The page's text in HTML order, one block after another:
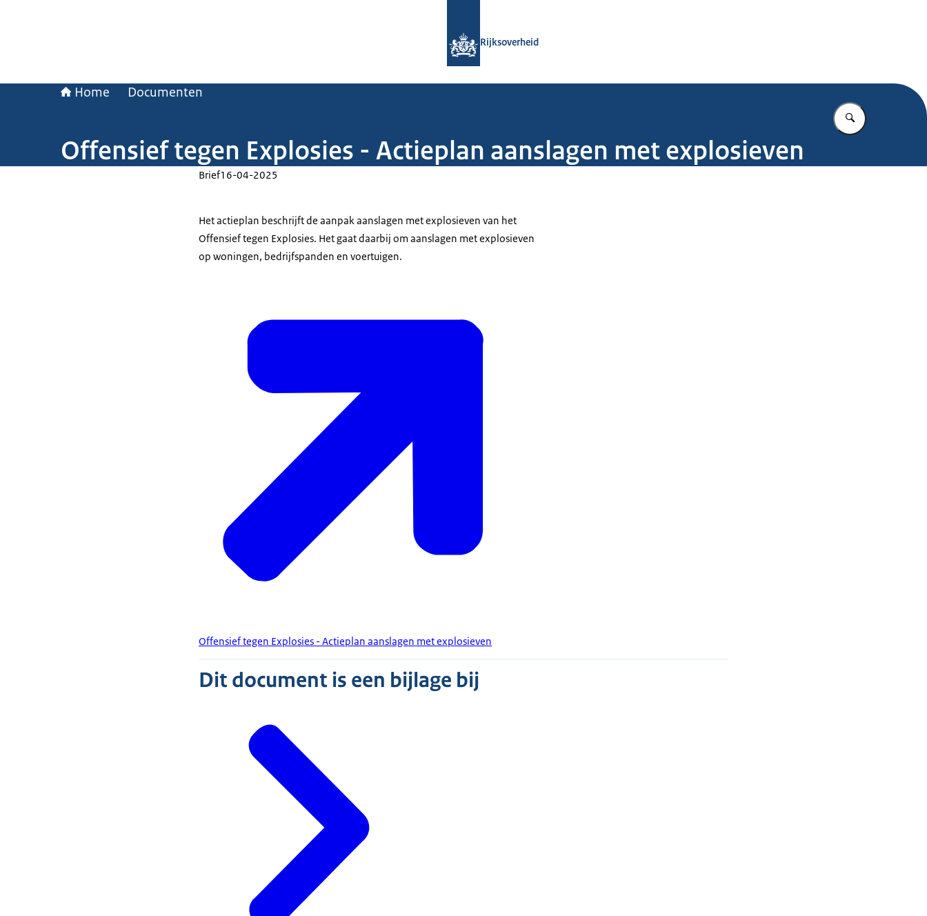
Rijksoverheid
Home Documenten
Vul in wat u
Offensief tegen Explosies - Actieplan aanslagen met explosieven
Brief16-04-2025
Het actieplan beschrijft de aanpak aanslagen met explosieven van het
Offensief tegen Explosies. Het gaat daarbij om aanslagen met explosieven
op woningen, bedrijfspanden en voertuigen.
Offensief tegen Explosies - Actieplan aanslagen met explosieven
Dit document is een bijlage bij